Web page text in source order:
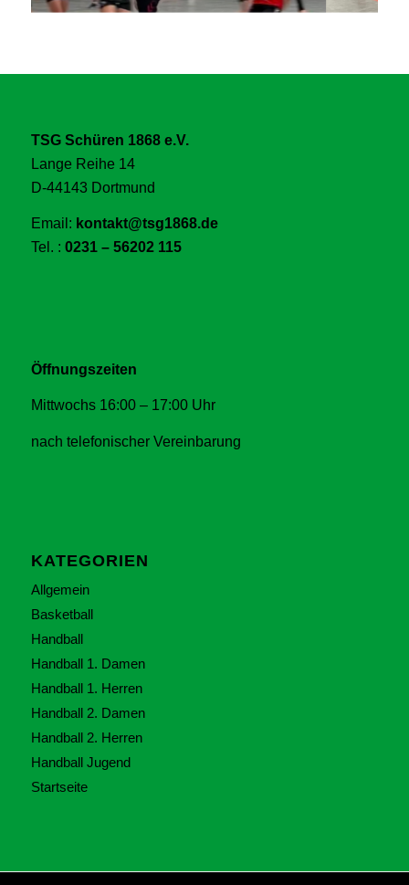
TSG Schüren 1868 e.V.
Lange Reihe 14
D-44143 Dortmund
Email: kontakt@tsg1868.de
Tel. : 0231 – 56202 115
Öffnungszeiten
Mittwochs 16:00 – 17:00 Uhr
nach telefonischer Vereinbarung
KATEGORIEN
Allgemein
Basketball
Handball
Handball 1. Damen
Handball 1. Herren
Handball 2. Damen
Handball 2. Herren
Handball Jugend
Startseite